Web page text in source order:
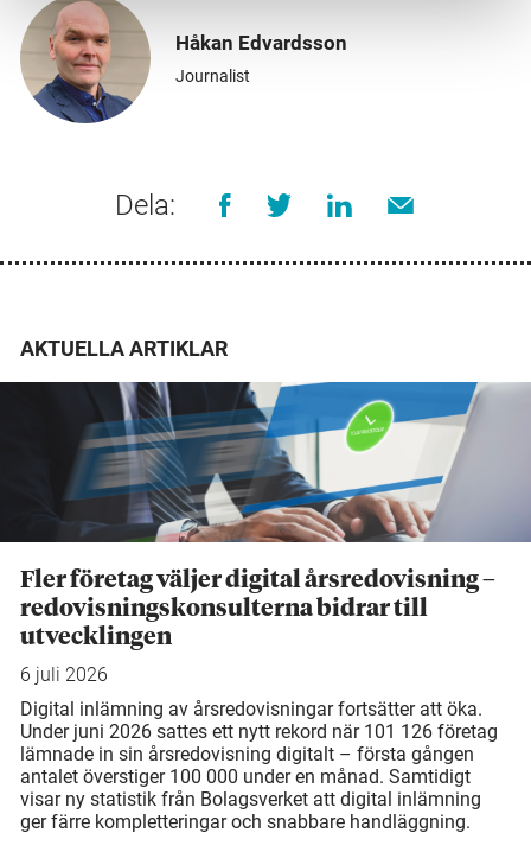
Håkan Edvardsson
Journalist
Dela:
AKTUELLA ARTIKLAR
Fler företag väljer digital årsredovisning –
redovisningskonsulterna bidrar till
utvecklingen
6 juli 2026
Digital inlämning av årsredovisningar fortsätter att öka.
Under juni 2026 sattes ett nytt rekord när 101 126 företag
lämnade in sin årsredovisning digitalt – första gången
antalet överstiger 100 000 under en månad. Samtidigt
visar ny statistik från Bolagsverket att digital inlämning
ger färre kompletteringar och snabbare handläggning.